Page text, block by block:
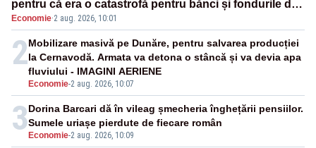
pentru că era o catastrofă pentru bănci și fondurile de
pensii
Economie·2 aug. 2026, 10:01
2
Economie-2 aug. 2026, 10:07
Mobilizare masivă pe Dunăre, pentru salvarea producției
la Cernavodă. Armata va detona o stâncă și va devia apa
fluviului - IMAGINI AERIENE
3 Economie-2 aug. 2026, 10:09
Dorina Barcari dă în vileag șmecheria înghețării pensiilor.
Sumele uriașe pierdute de fiecare român